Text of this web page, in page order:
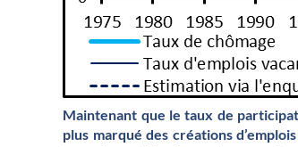
Maintenant que le taux de
plus marqué des créations